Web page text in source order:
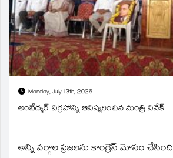
Monday, July 13th, 2026
అంబేద్కర్ విగ్రహాన్ని ఆవిష్కరించిన మంత్రి వివేక్
అన్ని వర్గాల ప్రజలను కాంగ్రెస్ మోసం చేసింది